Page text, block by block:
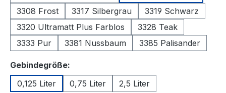
3308 Frost
3317 Silbergrau
3319 Schwarz
3320 Ultramatt Plus Farblos
3328 Teak
3333 Pur
3381 Nussbaum 3385 Palisander
Gebindegröße:
0,125 Liter
0,75 Liter 2,5 Liter